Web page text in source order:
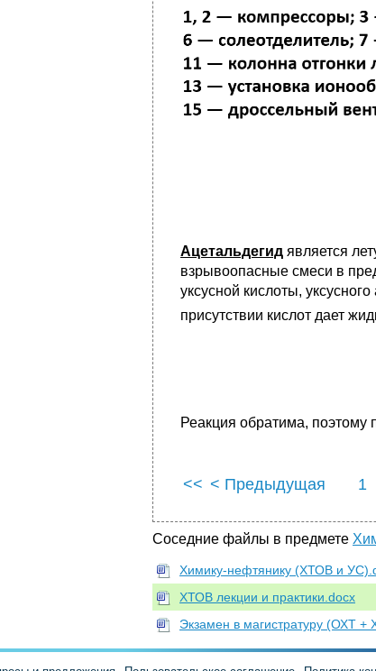
Ацетальдегид является
взрывоопасные смеси в
уксусной кислоты,
присутствии кислот дает
Реакция обратима, поэтому
<< < Предыдущая 1
Соседние файлы в предмете
Химику-нефтянику (ХТОВ и
ХТОВ лекции и практики.docx
Экзамен в магистратуру (ОХТ +